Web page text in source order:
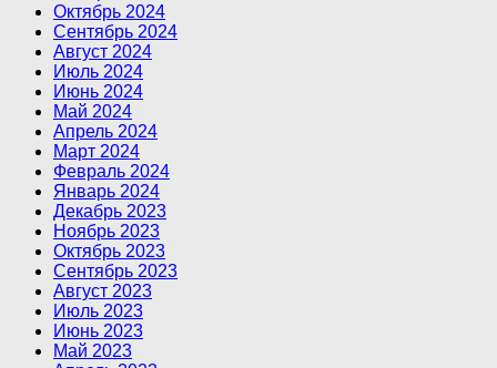
Октябрь 2024
Сентябрь 2024
Август 2024
Июль 2024
Июнь 2024
Май 2024
Апрель 2024
Март 2024
Февраль 2024
Январь 2024
Декабрь 2023
Ноябрь 2023
Октябрь 2023
Сентябрь 2023
Август 2023
Июль 2023
Июнь 2023
Май 2023